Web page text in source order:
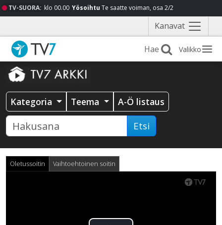
TV-SUORA: klo 00.00 Yösoihtu Te saatte voiman, osa 2/2
Kanavat Näytä
valikko
Valikko
Kategoria Teema A-Ö listaus
Etsi
Oletussoitin Vaihtoehtoinen soitin